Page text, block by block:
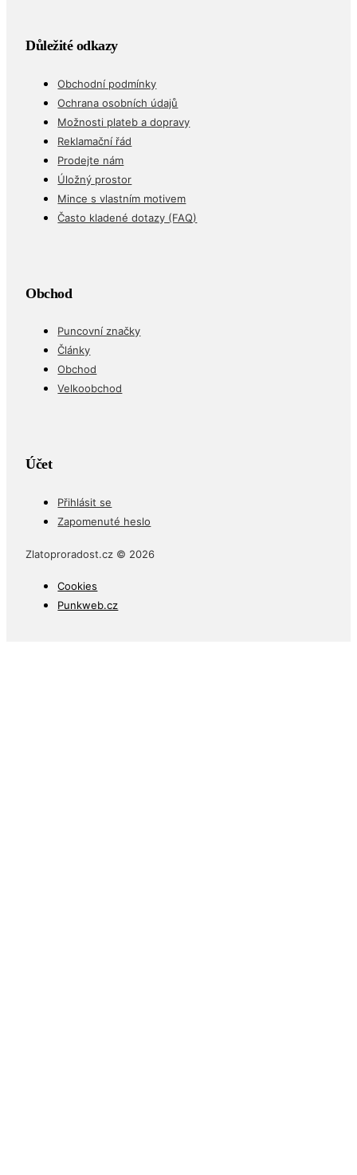
Důležité odkazy
Obchodní podmínky
Ochrana osobních údajů
Možnosti plateb a dopravy
Reklamační řád
Prodejte nám
Úložný prostor
Mince s vlastním motivem
Často kladené dotazy (FAQ)
Obchod
Puncovní značky
Články
Obchod
Velkoobchod
Účet
Přihlásit se
Zapomenuté heslo
Zlatoproradost.cz © 2026
Cookies
Punkweb.cz